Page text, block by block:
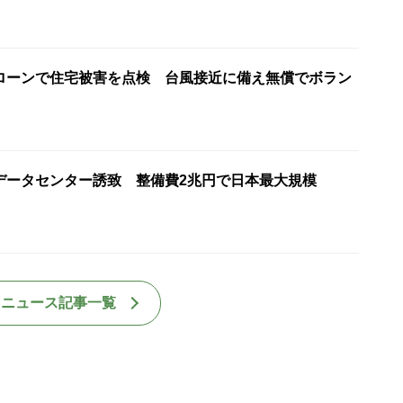
ンで住宅被害を点検 台風接近に備え無償でボラン
ータセンター誘致 整備費2兆円で日本最大規模
ュース記事一覧